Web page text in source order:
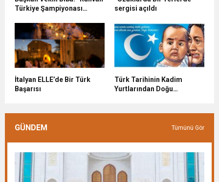
Türkiye Şampiyonası
sergisi açıldı
İtalyan ELLE’de Bir Türk
Başarısı
Türk Tarihinin Kadim
Yurtlarından Doğu
GÜNDEM Tümünü Gör